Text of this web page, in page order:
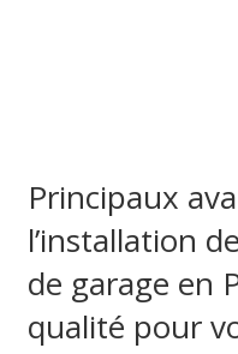
Principaux
l’installation
de garage en
qualité pour